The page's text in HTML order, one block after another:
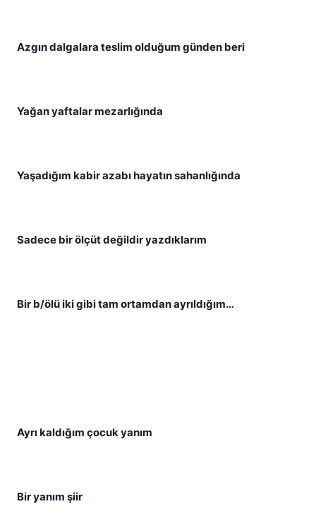
Azgın dalgalara teslim olduğum günden beri
Yağan yaftalar mezarlığında
Yaşadığım kabir azabı hayatın sahanlığında
Sadece bir ölçüt değildir yazdıklarım
Bir b/ölü iki gibi tam ortamdan ayrıldığım…
Ayrı kaldığım çocuk yanım
Bir yanım şiir